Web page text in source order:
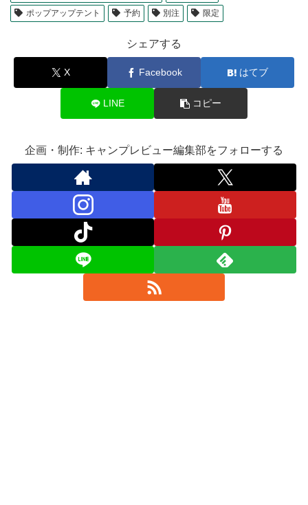
ポップアップテント
予約 別注 限定
シェアする
X Facebook はてブ
LINE コピー
企画・制作: キャンプレビュー編集部をフォローする